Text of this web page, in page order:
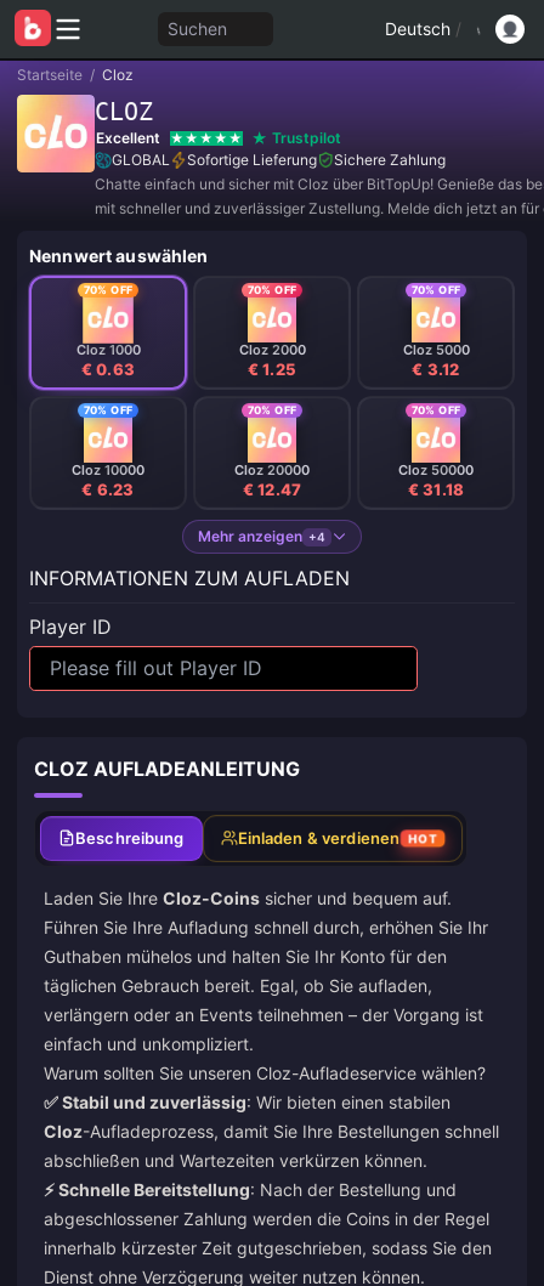
Suchen Deutsch /
Startseite / Cloz
CLOZ
Excellent
Trustpilot
GLOBAL
Sofortige Lieferung
Sichere Zahlung
Chatte einfach und sicher mit Cloz über BitTopUp! Genieße das
mit schneller und zuverlässiger Zustellung. Melde dich jetzt an für
Nennwert auswählen
70% OFF
Cloz 1000
€ 0.63
70% OFF
Cloz 2000
€ 1.25
70% OFF
Cloz 5000
€ 3.12
70% OFF
Cloz 10000
€ 6.23
70% OFF
Cloz 20000
€ 12.47
70% OFF
Cloz 50000
€ 31.18
Mehr anzeigen +4
INFORMATIONEN ZUM AUFLADEN
Player ID
CLOZ AUFLADEANLEITUNG
Beschreibung Einladen & verdienen HOT
Laden Sie Ihre Cloz-Coins sicher und bequem auf.
Führen Sie Ihre Aufladung schnell durch, erhöhen Sie Ihr
Guthaben mühelos und halten Sie Ihr Konto für den
täglichen Gebrauch bereit. Egal, ob Sie aufladen,
verlängern oder an Events teilnehmen – der Vorgang ist
einfach und unkompliziert.
Warum sollten Sie unseren Cloz-Aufladeservice wählen?
✅ Stabil und zuverlässig: Wir bieten einen stabilen
Cloz-Aufladeprozess, damit Sie Ihre Bestellungen schnell
abschließen und Wartezeiten verkürzen können.
⚡ Schnelle Bereitstellung: Nach der Bestellung und
abgeschlossener Zahlung werden die Coins in der Regel
innerhalb kürzester Zeit gutgeschrieben, sodass Sie den
Dienst ohne Verzögerung weiter nutzen können.